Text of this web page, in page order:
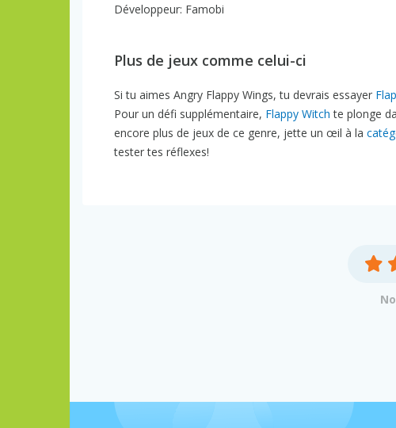
Développeur: Famobi
Plus de jeux comme celui-ci
Si tu aimes Angry Flappy Wings, tu devrais essayer
Pour un défi supplémentaire, Flappy Witch te plonge
encore plus de jeux de ce genre, jette un œil à la
tester tes réflexes!